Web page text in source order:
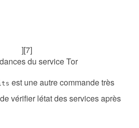
][7]
du service Tor
est une autre commande très
vérifier létat des services après